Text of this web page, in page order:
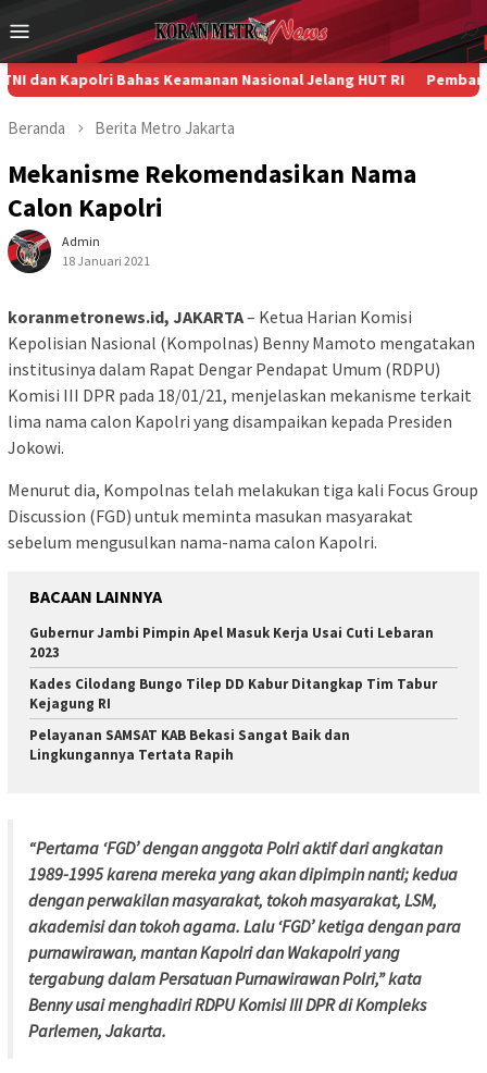
ke
konten
Menu
Mobile
Bahas Keamanan Nasional Jelang HUT RI Pembangunan
Beranda Berita Metro Jakarta
Mekanisme Rekomendasikan Nama
Calon Kapolri
Admin
18 Januari 2021
koranmetronews.id, JAKARTA– Ketua Harian Komisi
Kepolisian Nasional (Kompolnas) Benny Mamoto mengatakan
institusinya dalam Rapat Dengar Pendapat Umum (RDPU)
Komisi III DPR pada 18/01/21, menjelaskan mekanisme terkait
lima nama calon Kapolri yang disampaikan kepada Presiden
Jokowi.
Menurut dia, Kompolnas telah melakukan tiga kali Focus Group
Discussion (FGD) untuk meminta masukan masyarakat
sebelum mengusulkan nama-nama calon Kapolri.
BACAAN LAINNYA
Gubernur Jambi Pimpin Apel Masuk Kerja Usai Cuti Lebaran
2023
Kades Cilodang Bungo Tilep DD Kabur Ditangkap Tim Tabur
Kejagung RI
Pelayanan SAMSAT KAB Bekasi Sangat Baik dan
Lingkungannya Tertata Rapih
“Pertama ‘FGD’ dengan anggota Polri aktif dari angkatan
1989-1995 karena mereka yang akan dipimpin nanti; kedua
dengan perwakilan masyarakat, tokoh masyarakat, LSM,
akademisi dan tokoh agama. Lalu ‘FGD’ ketiga dengan para
purnawirawan, mantan Kapolri dan Wakapolri yang
tergabung dalam Persatuan Purnawirawan Polri,” kata
Benny usai menghadiri RDPU Komisi III DPR di Kompleks
Parlemen, Jakarta.